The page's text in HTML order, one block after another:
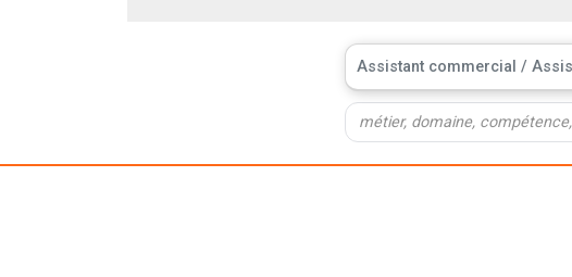
Assistant commercial /